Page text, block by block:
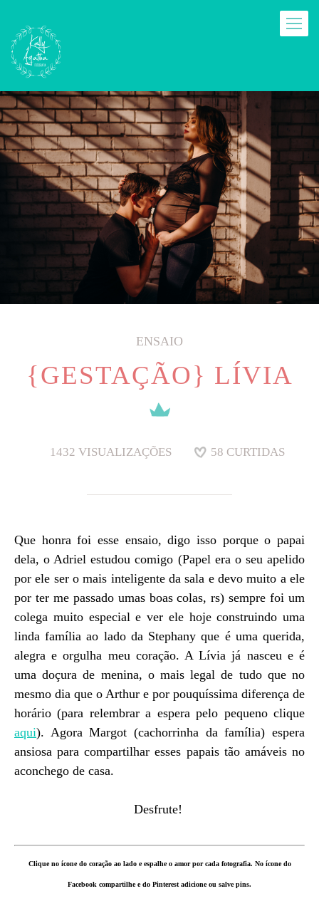
ENSAIO
{GESTAÇÃO} LÍVIA
1432 VISUALIZAÇÕES 58 CURTIDAS
Que honra foi esse ensaio, digo isso porque o papai
dela, o Adriel estudou comigo (Papel era o seu apelido
por ele ser o mais inteligente da sala e devo muito a ele
por ter me passado umas boas colas, rs) sempre foi um
colega muito especial e ver ele hoje construindo uma
linda família ao lado da Stephany que é uma querida,
alegra e orgulha meu coração. A Lívia já nasceu e é
uma doçura de menina, o mais legal de tudo que no
mesmo dia que o Arthur e por pouquíssima diferença de
horário (para relembrar a espera pelo pequeno clique
aqui). Agora Margot (cachorrinha da família) espera
ansiosa para compartilhar esses papais tão amáveis no
aconchego de casa.
Desfrute!
Clique no ícone do coração ao lado e espalhe o amor por cada fotografia. No ícone do
Facebook compartilhe e do Pinterest adicione ou salve pins.